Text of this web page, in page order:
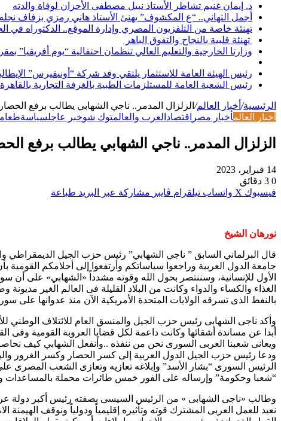
د. إيمان غنيم تشاطر الأستاذ نبيل مصطفى الأحزان لوفاة والدته
أجمل التهاني.. “ع المكشوف” يهنئ الأستاذ هاني رمزي بزفاف نجله
تهنئة خاصة من التلفزيون المصري وإدارة الموقع.. الدكتوراه
تهنئة قلبية بالنجاح والتفوق الباهر
وزارتا الخارجية والتعليم العالي تنظمان احتفالية “يوم أفريقيا”
رئيس الهيئة العامة للاستثمار يلتقي وفد شركة “أونيفيرس”
رئيس الشعبة العامة للمستلزمات الطبية بالغرفة التجارية
الرئيسية/ أخبار العالم/ الزلزال المدمر.. ناجي الشهابي يطالب برفع
أخبار العالمأخبار مصر اقتصاد العرب والعالمتوك شوخبر عاجلسياسةطعام
الزلزال المدمر.. ناجي الشهابي يطالب برفع
14 فبراير، 2023
0
فيسبوك ‫X واتساب تيلقرام ڤايبر مشاركة عبر البريد طباعة
نورهان الشيخ
قال البرلماني السابق ” ناجي الشهابي” رئيس حزب الجيل الديمقراطي
جامعة الدول العربية وراجعوا سياساتكم وأرتفعوا إلى أحلامكم
الأول للإنسانية، وسننتصر بحول الله وقوته مشدداً «الشهابي» على أن
الغذاء والكساء والدواء وكانت من البلاد القليلة فى العالم الغير
بالنفط الذى تسرقه الولايات المتحدة الأمريكية الآن منذ عدوانها على
وأكد ناجى الشهابى رئيس حزب الجيل والمنسق العام للائتلاف الوطني
أبدا عن مساندة أشقائها وكانت داعمة لكل قضايا العروبة القومية
ويعانى شعبنا العربى السورى نحن من ننفذه ..وأنفعل الشهابي كيف
ودعا رئيس حزب الجيل الدول العربية إلى كسر الحصار وكسر الغرور
الرئيس السورى “بشار الأسد” وإبلاغه تعازيه وتعازى الشعب
“شعبا وحكومة” وإرساله على الفور خمس طائرات محملة بالمساعدات
وطالب «ناجى الشهابى » من الرئيس السيسى بصفته رئيس أكبر دولة
نعيد للعمل العربى المشترك قوته وتأثيره إقليمياً ودولياً ونوقف